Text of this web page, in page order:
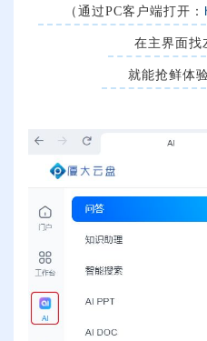
（通过PC客户端打开：
在主界面找
就能抢鲜体